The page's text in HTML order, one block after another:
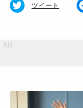
特集
Muguuuとは
ツイート